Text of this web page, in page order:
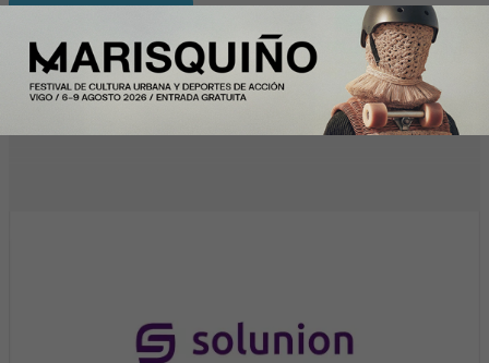
InfoArgentinos
Solunion refuerza su equipo directivo en
América Latina con dos nuevos